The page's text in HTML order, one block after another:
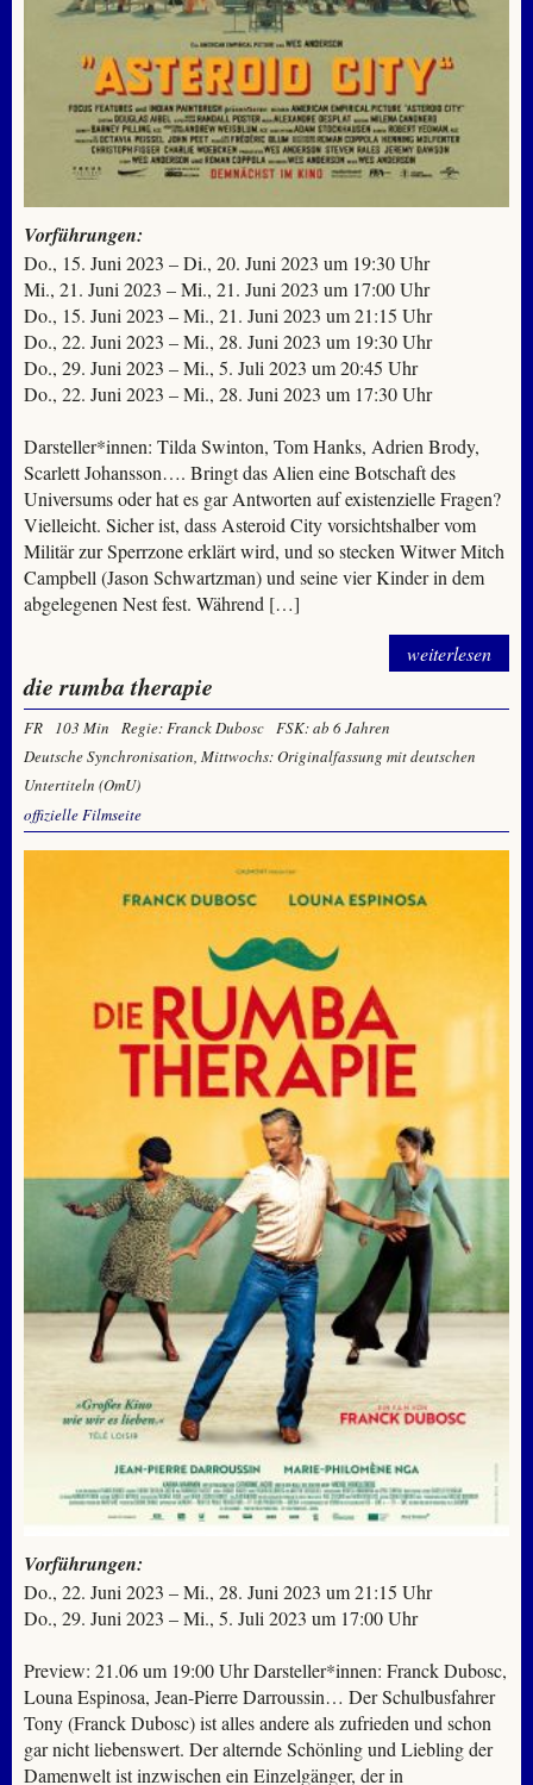
Vorführungen:
Do., 15. Juni 2023 – Di., 20. Juni 2023 um 19:30 Uhr
Mi., 21. Juni 2023 – Mi., 21. Juni 2023 um 17:00 Uhr
Do., 15. Juni 2023 – Mi., 21. Juni 2023 um 21:15 Uhr
Do., 22. Juni 2023 – Mi., 28. Juni 2023 um 19:30 Uhr
Do., 29. Juni 2023 – Mi., 5. Juli 2023 um 20:45 Uhr
Do., 22. Juni 2023 – Mi., 28. Juni 2023 um 17:30 Uhr
Darsteller*innen: Tilda Swinton, Tom Hanks, Adrien Brody,
Scarlett Johansson…. Bringt das Alien eine Botschaft des
Universums oder hat es gar Antworten auf existenzielle Fragen?
Vielleicht. Sicher ist, dass Asteroid City vorsichtshalber vom
Militär zur Sperrzone erklärt wird, und so stecken Witwer Mitch
Campbell (Jason Schwartzman) und seine vier Kinder in dem
abgelegenen Nest fest. Während […]
weiterlesen
die rumba therapie
FR 103 Min Regie: Franck Dubosc
FSK: ab 6 Jahren
Deutsche Synchronisation, Mittwochs: Originalfassung mit deutschen
Untertiteln (OmU)
offizielle Filmseite
Vorführungen:
Do., 22. Juni 2023 – Mi., 28. Juni 2023 um 21:15 Uhr
Do., 29. Juni 2023 – Mi., 5. Juli 2023 um 17:00 Uhr
Preview: 21.06 um 19:00 Uhr Darsteller*innen: Franck Dubosc,
Louna Espinosa, Jean-Pierre Darroussin… Der Schulbusfahrer
Tony (Franck Dubosc) ist alles andere als zufrieden und schon
gar nicht liebenswert. Der alternde Schönling und Liebling der
Damenwelt ist inzwischen ein Einzelgänger, der in